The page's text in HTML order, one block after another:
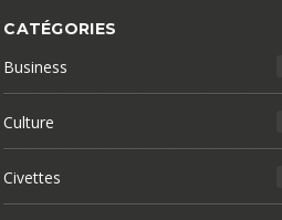
CATÉGORIES
Business
Culture
Civettes